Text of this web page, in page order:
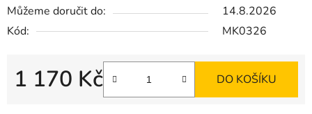
Můžeme doručit do:
14.8.2026
Kód:
MK0326
1 170 Kč DO KOŠÍKU